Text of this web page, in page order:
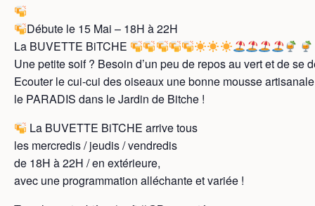
Débute le 15 Mai – 18H à 22H
La BUVETTE BiTCHE
Une petite soif ? Besoin d’un peu de repos au vert et de se
Ecouter le cui-cui des oiseaux une bonne mousse
le PARADIS dans le Jardin de Bitche !
La BUVETTE BiTCHE arrive tous
les mercredis / jeudis / vendredis
de 18H à 22H / en extérieure,
avec une programmation alléchante et variée !